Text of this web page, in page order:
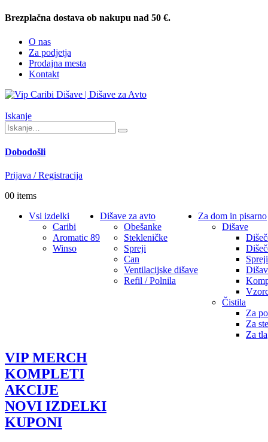
Brezplačna dostava ob nakupu nad 50 €.
O nas
Za podjetja
Prodajna mesta
Kontakt
Iskanje
Dobodošli
Prijava / Registracija
00 items
Vsi izdelki
Caribi
Aromatic 89
Winso
Dišave za avto
Obešanke
Stekleničke
Spreji
Can
Ventilacijske dišave
Refil / Polnila
Za dom in pisarno
Dišave
Čistila
Za
Za
Za tla
VIP MERCH
KOMPLETI
AKCIJE
NOVI IZDELKI
KUPONI